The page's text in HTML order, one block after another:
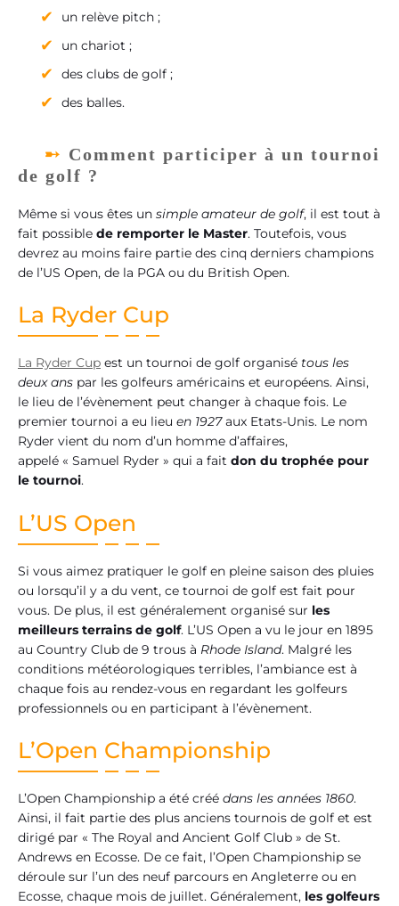
un relève pitch ;
un chariot ;
des clubs de golf ;
des balles.
Comment participer à un tournoi
de golf ?
Même si vous êtes un simple amateur de golf, il est tout à
fait possible de remporter le Master. Toutefois, vous
devrez au moins faire partie des cinq derniers champions
de l’US Open, de la PGA ou du British Open.
La Ryder Cup
La Ryder Cup est un tournoi de golf organisé tous les
deux ans par les golfeurs américains et européens. Ainsi,
le lieu de l’évènement peut changer à chaque fois. Le
premier tournoi a eu lieu en 1927aux Etats-Unis. Le nom
Ryder vient du nom d’un homme d’affaires,
appelé « Samuel Ryder » qui a fait don du trophée pour
le tournoi.
L’US Open
Si vous aimez pratiquer le golf en pleine saison des pluies
ou lorsqu’il y a du vent, ce tournoi de golf est fait pour
vous. De plus, il est généralement organisé sur les
meilleurs terrains de golf. L’US Open a vu le jour en 1895
au Country Club de 9 trous à Rhode Island. Malgré les
conditions météorologiques terribles, l’ambiance est à
chaque fois au rendez-vous en regardant les golfeurs
professionnels ou en participant à l’évènement.
L’Open Championship
L’Open Championship a été créé dans les années 1860.
Ainsi, il fait partie des plus anciens tournois de golf et est
dirigé par « The Royal and Ancient Golf Club » de St.
Andrews en Ecosse. De ce fait, l’Open Championship se
déroule sur l’un des neuf parcours en Angleterre ou en
Ecosse, chaque mois de juillet. Généralement, les golfeurs